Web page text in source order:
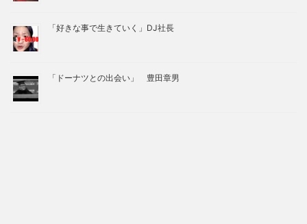
「好きな事で生きていく」DJ社長
「ドーナツとの出会い」 豊田章男